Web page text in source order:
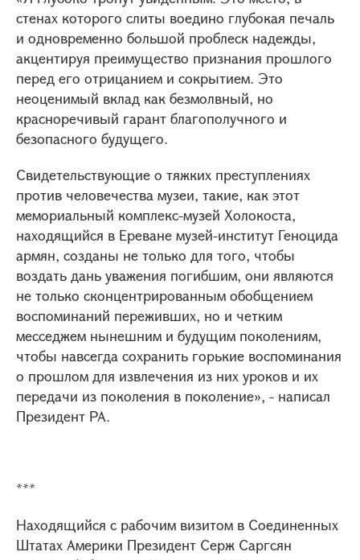
стенах которого слиты воедино глубокая печаль
и одновременно большой проблеск надежды,
акцентируя преимущество признания прошлого
перед его отрицанием и сокрытием. Это
неоценимый вклад как безмолвный, но
красноречивый гарант благополучного и
безопасного будущего.
Свидетельствующие о тяжких преступлениях
против человечества музеи, такие, как этот
мемориальный комплекс-музей Холокоста,
находящийся в Ереване музей-институт Геноцида
армян, созданы не только для того, чтобы
воздать дань уважения погибшим, они являются
не только сконцентрированным обобщением
воспоминаний переживших, но и четким
месседжем нынешним и будущим поколениям,
чтобы навсегда сохранить горькие воспоминания
о прошлом для извлечения из них уроков и их
передачи из поколения в поколение», - написал
Президент РА.
***
Находящийся с рабочим визитом в Соединенных
Штатах Америки Президент Серж Саргсян